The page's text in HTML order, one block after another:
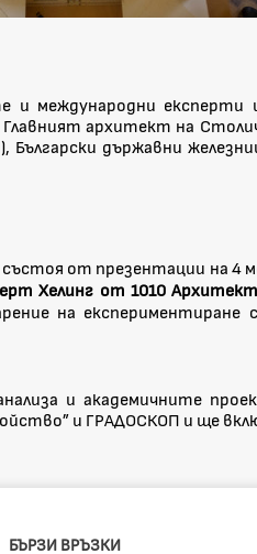
международни експерти
архитект на
Български държавни
от презентации на 4
Хелинг от 1010
на
и академичните
и ГРАДОСКОП и ще
БЪРЗИ ВРЪЗКИ